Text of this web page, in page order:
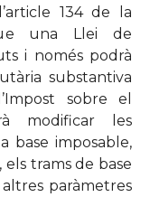
134 de la
una Llei de
i només podrà
substantiva
sobre el
modificar les
base imposable,
trams de base
paràmetres